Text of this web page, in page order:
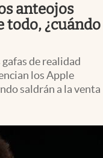
anteojos
todo, ¿cuándo
de realidad
los Apple
saldrán a la venta